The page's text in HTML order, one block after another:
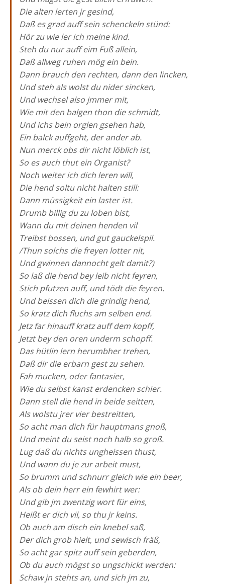
Die alten lerten jr gesind,
Daß es grad auff sein schenckeln stünd:
Hör zu wie ler ich meine kind.
Steh du nur auff eim Fuß allein,
Daß allweg ruhen mög ein bein.
Dann brauch den rechten, dann den lincken,
Und steh als wolst du nider sincken,
Und wechsel also jmmer mit,
Wie mit den balgen thon die schmidt,
Und ichs bein orglen gsehen hab,
Ein balck auffgeht, der ander ab.
Nun merck obs dir nicht löblich ist,
So es auch thut ein Organist?
Noch weiter ich dich leren will,
Die hend soltu nicht halten still:
Dann müssigkeit ein laster ist.
Drumb billig du zu loben bist,
Wann du mit deinen henden vil
Treibst bossen, und gut gauckelspil.
/Thun solchs die freyen lotter nit,
Und gwinnen dannocht gelt damit?)
So laß die hend bey leib nicht feyren,
Stich pfutzen auff, und tödt die feyren.
Und beissen dich die grindig hend,
So kratz dich fluchs am selben end.
Jetz far hinauff kratz auff dem kopff,
Jetzt bey den oren underm schopff.
Das hütlin lern herumbher trehen,
Daß dir die erbarn gest zu sehen.
Fah mucken, oder fantasier,
Wie du selbst kanst erdencken schier.
Dann stell die hend in beide seitten,
Als wolstu jrer vier bestreitten,
So acht man dich für hauptmans gnoß,
Und meint du seist noch halb so groß.
Lug daß du nichts ungheissen thust,
Und wann du je zur arbeit must,
So brumm und schnurr gleich wie ein beer,
Als ob dein herr ein fewhirt wer:
Und gib jm zwentzig wort für eins,
Heißt er dich vil, so thu jr keins.
Ob auch am disch ein knebel saß,
Der dich grob hielt, und sewisch fräß,
So acht gar spitz auff sein geberden,
Ob du auch mögst so ungschickt werden:
Schaw jn stehts an, und sich jm zu,